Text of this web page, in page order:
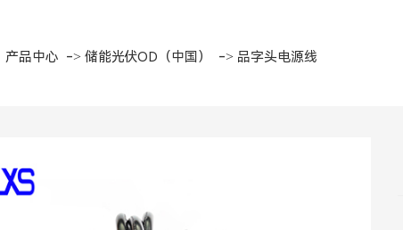
产品中心 -> 储能光伏OD（中国） -> 品字头电源线